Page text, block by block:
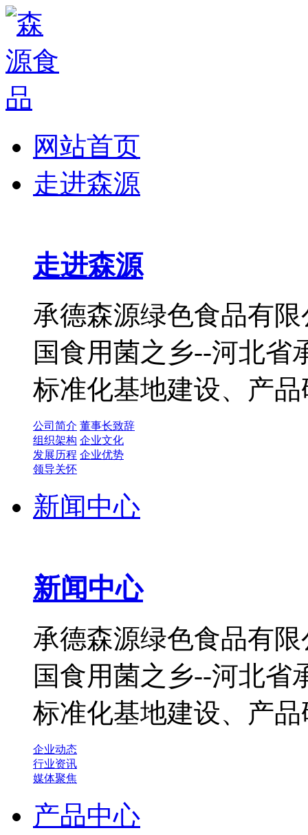
网站首页
走进森源
走进森源
承德森源绿色食品有
国食用菌之乡--河北省
标准化基地建设、产
公司简介 董事长致辞
组织架构 企业文化
发展历程 企业优势
领导关怀
新闻中心
新闻中心
承德森源绿色食品有
国食用菌之乡--河北省
标准化基地建设、产
企业动态
行业资讯
媒体聚焦
产品中心